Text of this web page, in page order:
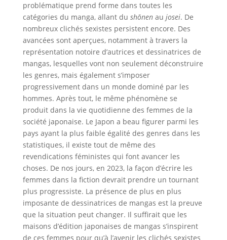
problématique prend forme dans toutes les
catégories du manga, allant du shōnen au josei. De
nombreux clichés sexistes persistent encore. Des
avancées sont aperçues, notamment à travers la
représentation notoire d’autrices et dessinatrices de
mangas, lesquelles vont non seulement déconstruire
les genres, mais également s’imposer
progressivement dans un monde dominé par les
hommes. Après tout, le même phénomène se
produit dans la vie quotidienne des femmes de la
société japonaise. Le Japon a beau figurer parmi les
pays ayant la plus faible égalité des genres dans les
statistiques, il existe tout de même des
revendications féministes qui font avancer les
choses. De nos jours, en 2023, la façon d’écrire les
femmes dans la fiction devrait prendre un tournant
plus progressiste. La présence de plus en plus
imposante de dessinatrices de mangas est la preuve
que la situation peut changer. Il suffirait que les
maisons d’édition japonaises de mangas s’inspirent
de ces femmes pour qu’à l’avenir les clichés sexistes